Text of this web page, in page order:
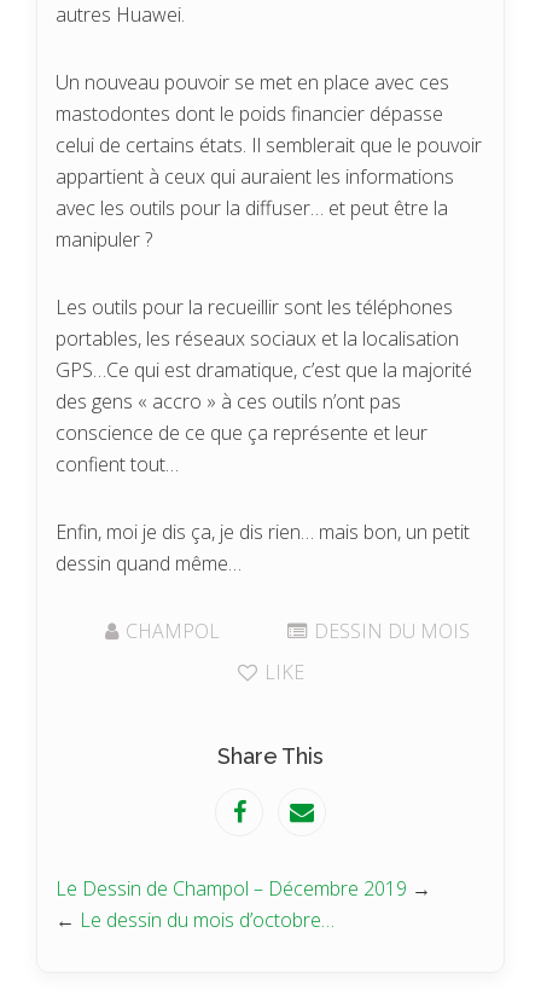
autres Huawei.
Un nouveau pouvoir se met en place avec ces
mastodontes dont le poids financier dépasse
celui de certains états. Il semblerait que le pouvoir
appartient à ceux qui auraient les informations
avec les outils pour la diffuser… et peut être la
manipuler ?
Les outils pour la recueillir sont les téléphones
portables, les réseaux sociaux et la localisation
GPS…Ce qui est dramatique, c’est que la majorité
des gens « accro » à ces outils n’ont pas
conscience de ce que ça représente et leur
confient tout…
Enfin, moi je dis ça, je dis rien… mais bon, un petit
dessin quand même…
CHAMPOL
DESSIN DU MOIS
LIKE
Share This
Le Dessin de Champol – Décembre 2019 →
← Le dessin du mois d’octobre…